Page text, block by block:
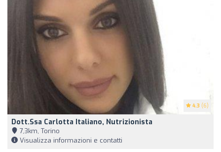
4.3 (6)
Dott.ssa Carlotta Italiano, Nutrizionista
7,3km, Torino
Visualizza informazioni e contatti